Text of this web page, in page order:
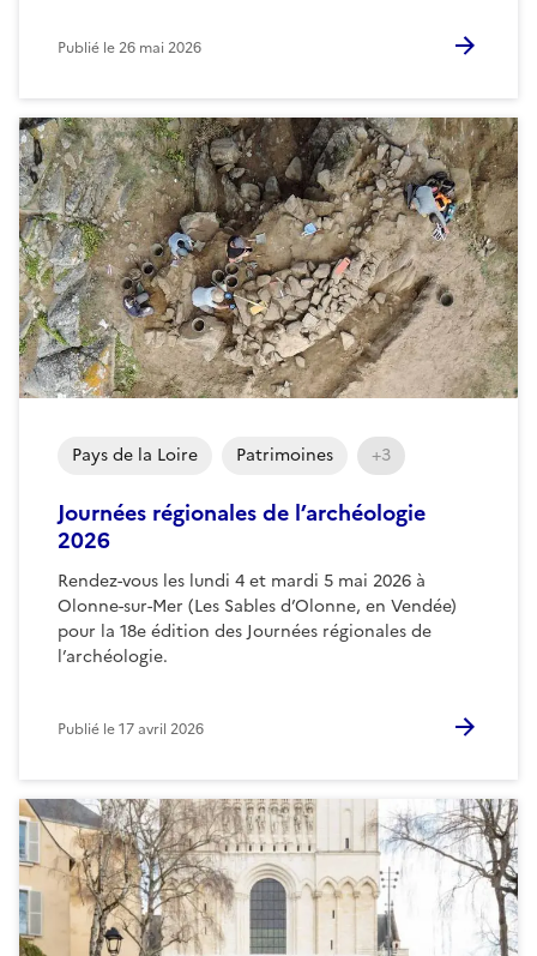
Publié le26 mai 2026
Journées régionales de l’archéologie
2026
Rendez-vous les lundi 4 et mardi 5 mai 2026 à
Olonne-sur-Mer (Les Sables d’Olonne, en Vendée)
pour la 18e édition des Journées régionales de
l’archéologie.
Pays de la Loire Patrimoines +3
Publié le17 avril 2026